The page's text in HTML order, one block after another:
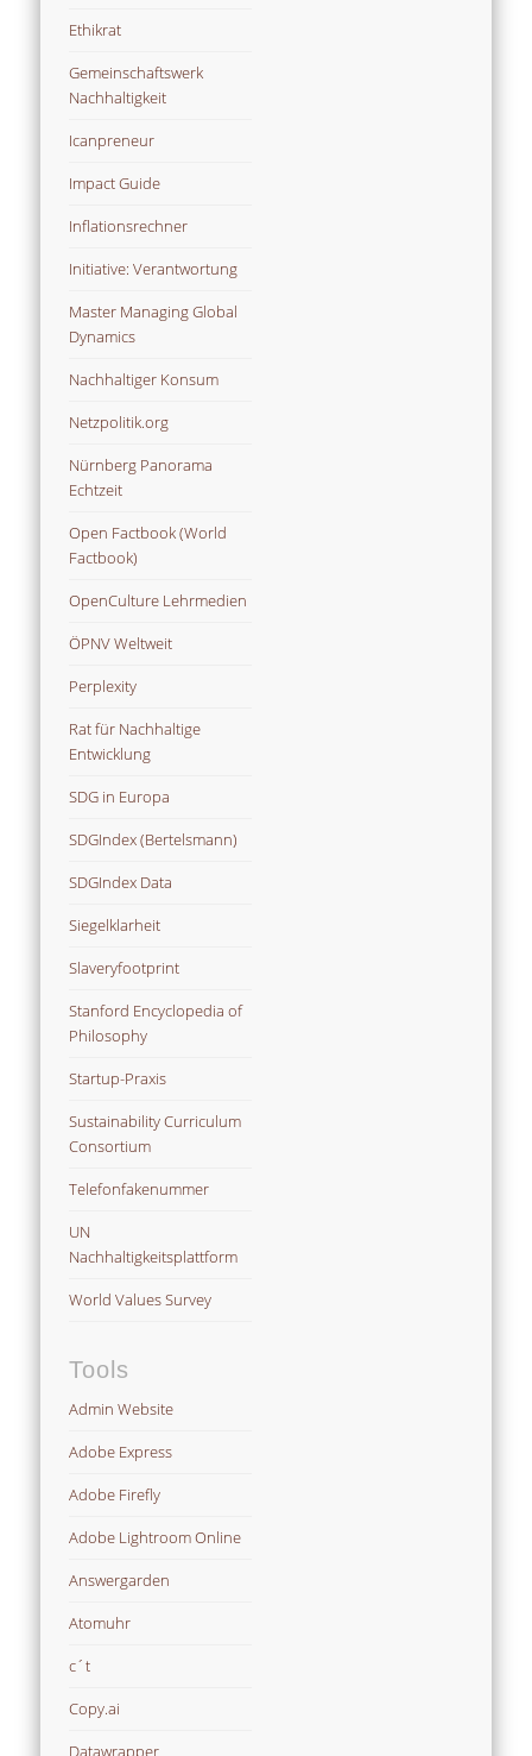
Ethikrat
Gemeinschaftswerk
Nachhaltigkeit
Icanpreneur
Impact Guide
Inflationsrechner
Initiative: Verantwortung
Master Managing Global
Dynamics
Nachhaltiger Konsum
Netzpolitik.org
Nürnberg Panorama
Echtzeit
Open Factbook (World
Factbook)
OpenCulture Lehrmedien
ÖPNV Weltweit
Perplexity
Rat für Nachhaltige
Entwicklung
SDG in Europa
SDGIndex (Bertelsmann)
SDGIndex Data
Siegelklarheit
Slaveryfootprint
Stanford Encyclopedia of
Philosophy
Startup-Praxis
Sustainability Curriculum
Consortium
Telefonfakenummer
UN
Nachhaltigkeitsplattform
World Values Survey
Tools
Admin Website
Adobe Express
Adobe Firefly
Adobe Lightroom Online
Answergarden
Atomuhr
c´t
Copy.ai